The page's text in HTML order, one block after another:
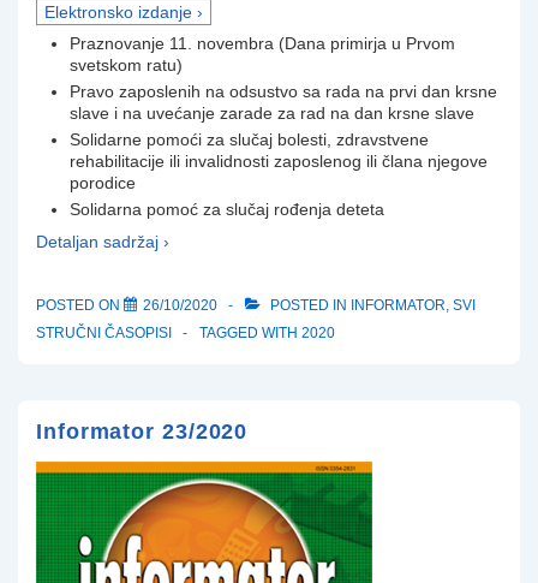
Elektronsko izdanje ›
Praznovanje 11. novembra (Dana primirja u Prvom
svetskom ratu)
Pravo zaposlenih na odsustvo sa rada na prvi dan krsne
slave i na uvećanje zarade za rad na dan krsne slave
Solidarne pomoći za slučaj bolesti, zdravstvene
rehabilitacije ili invalidnosti zaposlenog ili člana njegove
porodice
Solidarna pomoć za slučaj rođenja deteta
Detaljan sadržaj ›
POSTED ON 26/10/2020 POSTED IN INFORMATOR SVI
STRUČNI ČASOPISI
TAGGED WITH 2020
Informator 23/2020